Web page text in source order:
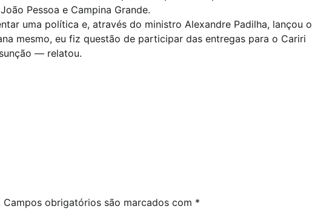
Pessoa e Campina Grande.
uma política e, através do ministro Alexandre Padilha, lançou o
mesmo, eu fiz questão de participar das entregas para o Cariri
— relatou.
Campos obrigatórios são marcados com *